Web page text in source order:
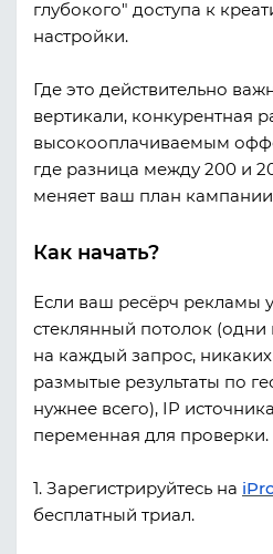
глубокого" доступа к
настройки.
Где это действительно
вертикали, конкурентная
высокооплачиваемым
где разница между 200 и
меняет ваш план
Как начать?
Если ваш ресёрч рекламы
стеклянный потолок (одни
на каждый запрос, никаких
размытые результаты по
нужнее всего), IP
переменная для проверки.
1. Зарегистрируйтесь на
бесплатный триал.